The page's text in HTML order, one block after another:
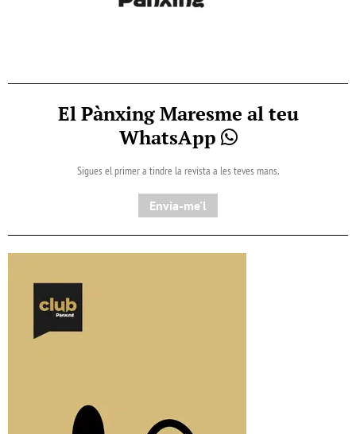
El Pànxing Maresme al teu
WhatsApp
Sigues el primer a tindre la revista a les teves mans.
Envia-me'l